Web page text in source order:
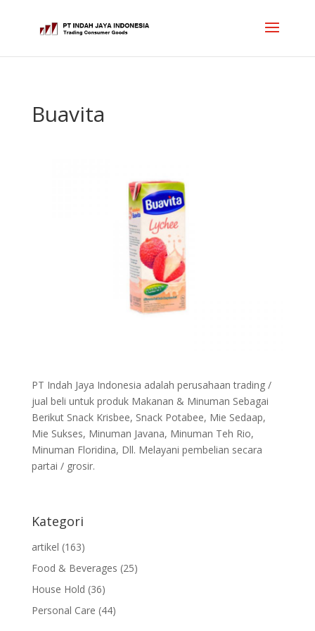
Buavita
PT Indah Jaya Indonesia adalah perusahaan trading /
jual beli untuk produk Makanan & Minuman Sebagai
Berikut Snack Krisbee, Snack Potabee, Mie Sedaap,
Mie Sukses, Minuman Javana, Minuman Teh Rio,
Minuman Floridina, Dll. Melayani pembelian secara
partai / grosir.
Kategori
artikel (163)
Food & Beverages (25)
House Hold (36)
Personal Care (44)